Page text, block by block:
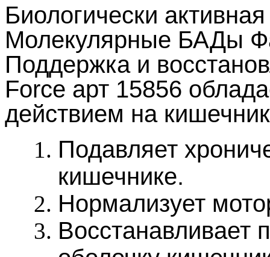
Биологически
Молекулярные БАДы
Поддержка и
Force арт 15856
действием на
Подавляет
кишечнике.
Нормализует
Восстанавливает